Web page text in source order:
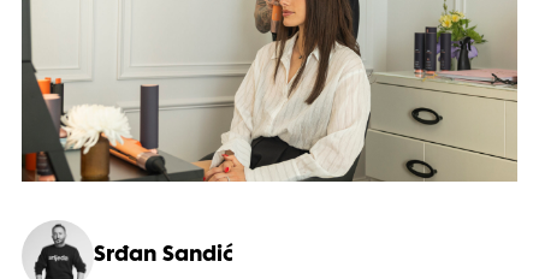
Srđan Sandić